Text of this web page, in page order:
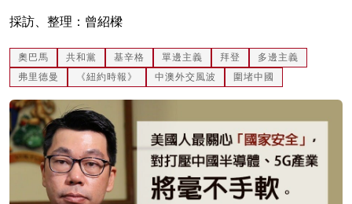
採訪、整理：曾紹樑
奧巴馬 共和黨 基辛格 單邊主義 拜登
多邊主義
弗里德曼
《紐約時報》 中澳外交風波 圍堵中國